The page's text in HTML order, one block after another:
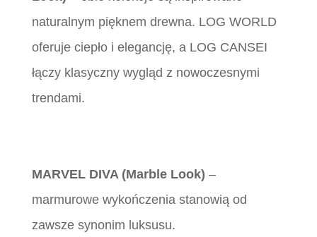
naturalnym pięknem drewna. LOG WORLD
oferuje ciepło i elegancję, a LOG CANSEI
łączy klasyczny wygląd z nowoczesnymi
trendami.
MARVEL DIVA (Marble Look) –
marmurowe wykończenia stanowią od
zawsze synonim luksusu.